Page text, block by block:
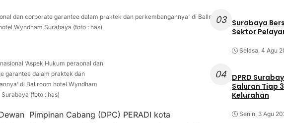
dan corporate garantee dalam praktek dan perkembangannya' di Ballroom
Wyndham Surabaya (foto : has)
‘Aspek Hukum peraonal dan
garantee dalam praktek dan
di Ballroom hotel Wyndham
Surabaya (foto : has)
Pimpinan Cabang (DPC) PERADI kota
03
Surabaya
Sektor
Selasa, 4 Agu
04 DPRD
Saluran Tiap
Kelurahan
Senin, 3 Agu